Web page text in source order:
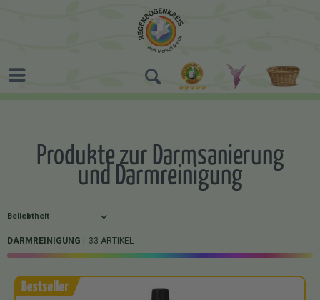
Produkte zur Darmsanierung
und Darmreinigung
DARMREINIGUNG 33 ARTIKEL